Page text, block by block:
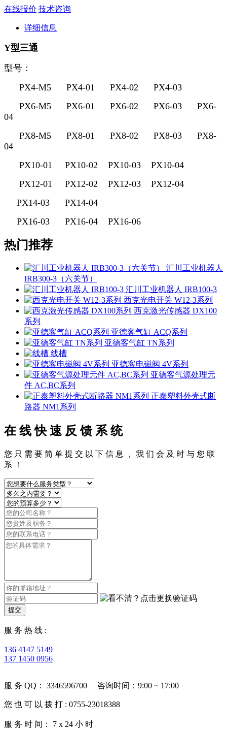
在线报价 技术咨询
详细信息
Y型三通
型号：
PX4-M5 PX4-01 PX4-02 PX4-03
PX6-M5 PX6-01 PX6-02 PX6-03 PX6-
04
PX8-M5 PX8-01 PX8-02 PX8-03 PX8-
04
PX10-01 PX10-02 PX10-03 PX10-04
PX12-01 PX12-02 PX12-03 PX12-04
PX14-03 PX14-04
PX16-03 PX16-04 PX16-06
热门推荐
汇川工业机器人
IRB300-3（六关节）
汇川工业机器人 IRB100-3
西克光电开关 W12-3系列
西克激光传感器 DX100
系列
亚德客气缸 ACQ系列
亚德客气缸 TN系列
线槽
亚德客电磁阀 4V系列
亚德客气源处理元
件 AC,BC系列
正泰塑料外壳式断
路器 NM1系列
在 线 快 速 反 馈 系 统
您 只 需 要 简 单 提 交 以 下 信 息 ， 我 们 会 及 时 与 您 联
系 ！
提交
服 务 热 线 :
136 4147 5149
137 1450 0956
服 务 QQ： 3346596700 咨询时间：9:00 ~ 17:00
您 也 可 以 拨 打 : 0755-23018388
服 务 时 间： 7 x 24 小 时